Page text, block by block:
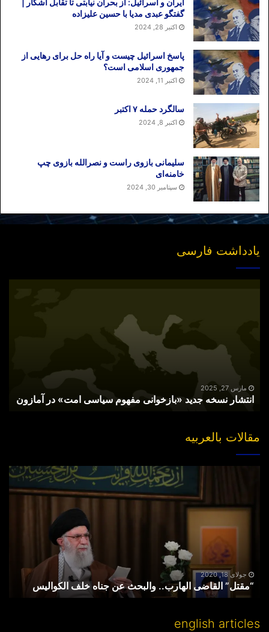
ایران و اسرائیل: از بحران نیابتی تا تقابل آشکار |
گفتگو عبدی مدیا با حسین علیزاده
اکتبر 28, 2024
پاسخ اسرائیل چیست و آیا راه حل برای رهایی از
جمهوری اسلامی است؟
اکتبر 11, 2024
سالگرد حمله ۷ اکتبر
اکتبر 8, 2024
سلیمانی بازوی راست و نصرالله بازوی چپ
خامنه‌ای
سپتامبر 30, 2024
یادداشت فارسی
آمازونمارس 27, 2025
انتشار نسخه جدید «بازخوانی مفهوم سیاسی امت» در آمازون
مقالات بالعربیه
والبحث
جولای 18, 2020
“مقتل” القاضی الهارب.. والبحث عن جناه خلف الکوالیس
english articles